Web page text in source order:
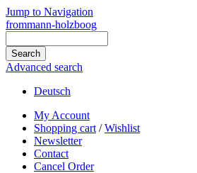
Jump to Navigation
frommann-holzboog
Advanced search
Deutsch
My Account
Shopping cart /Wishlist
Newsletter
Contact
Cancel Order